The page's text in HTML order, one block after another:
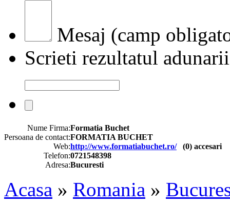
Mesaj (camp
Scrieti rezultatul adunarii
Nume Firma:Formatia Buchet
Persoana de contact:FORMATIA BUCHET
Web:http://www.formatiabuchet.ro/ (0) accesari
Telefon:0721548398
Adresa:Bucuresti
Acasa » Romania »